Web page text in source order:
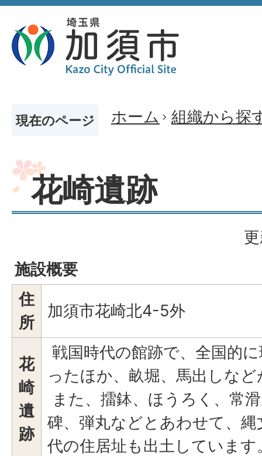
現在のページ ホーム 組織から探
花崎遺跡
施設概要
住
所
加須市花崎北4-5外
花
崎
遺
跡
戦国時代の館跡で、全国的
ったほか、畝堀、馬出しな
また、擂鉢、ほうろく、常
碑、弾丸などとあわせて、
代の住居址も出土していま